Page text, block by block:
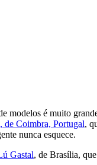
modelos é muito
de Coimbra, Portugal,
nunca esquece.
Gastal, de Brasília,